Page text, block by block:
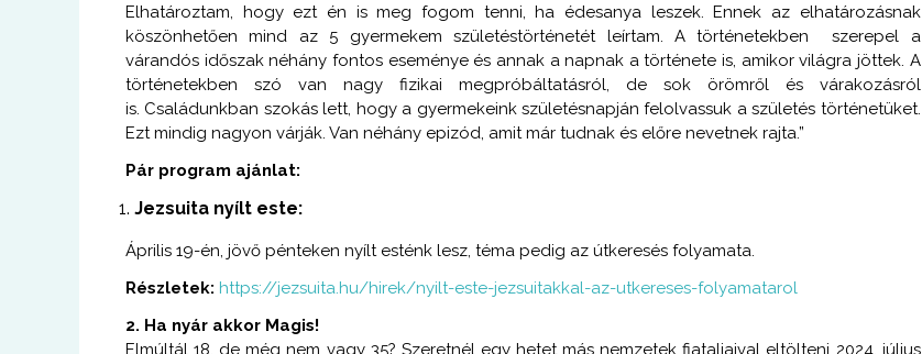
Elhatároztam, hogy ezt én is meg fogom tenni, ha édesanya leszek. Ennek az elhatározásnak
köszönhetően mind az 5 gyermekem születéstörténetét leírtam. A történetekben szerepel a
várandós időszak néhány fontos eseménye és annak a napnak a története is, amikor világra jöttek. A
történetekben szó van nagy fizikai megpróbáltatásról, de sok örömről és várakozásról
is. Családunkban szokás lett, hogy a gyermekeink születésnapján felolvassuk a születés történetüket.
Ezt mindig nagyon várják. Van néhány epizód, amit már tudnak és előre nevetnek rajta.”
Pár program ajánlat:
Jezsuita nyílt este:
Április 19-én, jövő pénteken nyílt esténk lesz, téma pedig az útkeresés folyamata.
Részletek: https://jezsuita.hu/hirek/nyilt-este-jezsuitakkal-az-utkereses-folyamatarol
2. Ha nyár akkor Magis!
Elmúltál 18, de még nem vagy 35? Szeretnél egy hetet más nemzetek fiataljaival eltölteni 2024. július